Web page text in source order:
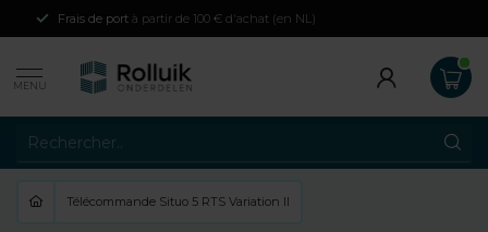
Frais de port à partir de 100 € d'achat (en NL)
MENU
Télécommande Situo 5 RTS Variation II